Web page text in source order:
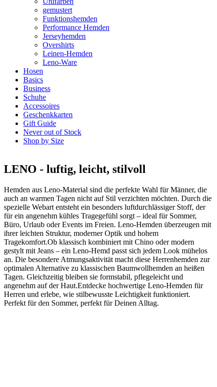
gemustert
Funktionshemden
Performance Hemden
Jerseyhemden
Overshirts
Leinen-Hemden
Leno-Ware
Hosen
Basics
Business
Schuhe
Accessoires
Geschenkkarten
Gift Guide
Never out of Stock
Shop by Size
LENO - luftig, leicht, stilvoll
Hemden aus Leno-Material sind die perfekte Wahl für Männer, die
auch an warmen Tagen nicht auf Stil verzichten möchten. Durch die
spezielle Webart entsteht ein besonders luftdurchlässiger Stoff, der
für ein angenehm kühles Tragegefühl sorgt – ideal für Sommer,
Büro, Urlaub oder Events im Freien. Leno-Hemden überzeugen mit
ihrer leichten Struktur, moderner Optik und hohem
Tragekomfort.Ob klassisch kombiniert mit Chino oder modern
gestylt mit Jeans – ein Leno-Hemd passt sich jedem Look mühelos
an. Die besondere Atmungsaktivität macht diese Herrenhemden zur
optimalen Alternative zu klassischen Baumwollhemden an heißen
Tagen. Gleichzeitig bleiben sie formstabil, pflegeleicht und
angenehm auf der Haut.Entdecke hochwertige Leno-Hemden für
Herren und erlebe, wie stilbewusste Leichtigkeit funktioniert.
Perfekt für den Sommer, perfekt für Deinen Alltag.